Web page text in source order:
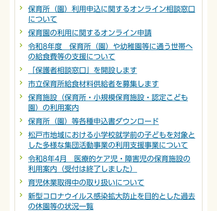
保育所（園）利用申込に関するオンライン相談窓口
について
保育園の利用に関するオンライン申請
令和8年度 保育所（園）や幼稚園等に通う世帯へ
の給食費等の支援について
「保護者相談窓口」を開設します
市立保育所給食材料供給者を募集します
保育施設（保育所・小規模保育施設・認定こども
園）の利用案内
保育所（園）等各種申込書ダウンロード
松戸市地域における小学校就学前の子どもを対象と
した多様な集団活動事業の利用支援事業について
令和8年4月 医療的ケア児・障害児の保育施設の
利用案内（受付は終了しました）
育児休業取得中の取り扱いについて
新型コロナウイルス感染拡大防止を目的とした過去
の休園等の状況一覧